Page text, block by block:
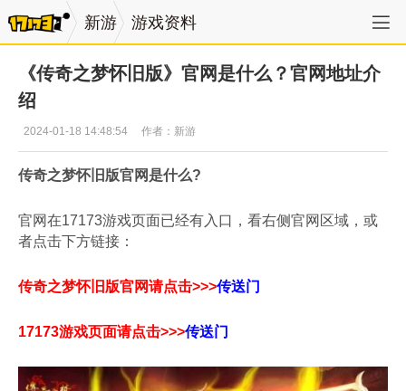
新游 游戏资料
《传奇之梦怀旧版》官网是什么？官网地址介
绍
2024-01-18 14:48:54 作者：新游
传奇之梦怀旧版官网是什么?
官网在17173游戏页面已经有入口，看右侧官网区域，或
者点击下方链接：
传奇之梦怀旧版官网请点击>>>传送门
17173游戏页面请点击>>>传送门